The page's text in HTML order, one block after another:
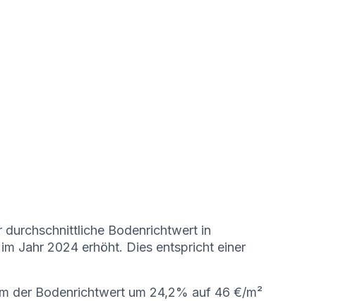
Bodenrichtwert in
Jahr 2024 erhöht. Dies entspricht einer
der Bodenrichtwert um 24,2% auf 46 €/m²